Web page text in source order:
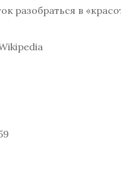
разобраться в